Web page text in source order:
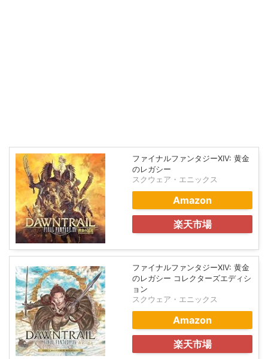
ファイナルファンタジーXIV: 黄金
のレガシー
スクウェア・エニックス
Amazon
楽天市場
ファイナルファンタジーXIV: 黄金
のレガシー コレクターズエディシ
ョン
スクウェア・エニックス
Amazon
楽天市場